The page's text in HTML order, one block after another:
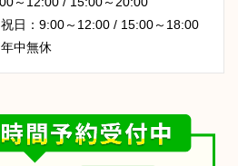
日：9:00～12:00 / 15:00～18:00
中無休